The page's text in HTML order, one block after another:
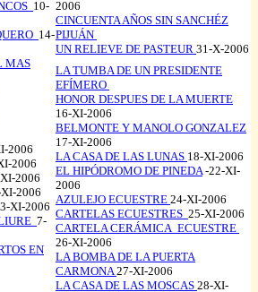
10-
14-
2006
CINCUENTA AÑOS SIN SANCHÉZ
PIJUÁN
UN RELIEVE DE PASTEUR 31-X-2006
MAS
2006
2006
2006
2006
XI-2006
7-
EN
LA TUMBA DE UN PRESIDENTE
EFÍMERO
HONOR DESPUES DE LA MUERTE
16-XI-2006
BELMONTE Y MANOLO GONZALEZ
17-XI-2006
LA CASA DE LAS LUNAS 18-XI-2006
EL HIPÓDROMO DE PINEDA-22-XI-
2006
AZULEJO ECUESTRE 24-XI-2006
CARTELAS ECUESTRES 25-XI-2006
CARTELA CERÁMICA ECUESTRE
26-XI-2006
LA BOMBA DE LA PUERTA
CARMONA27-XI-2006
LA CASA DE LAS MOSCAS 28-XI-